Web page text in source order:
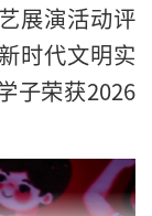
展演活动评
时代文明实
子荣获2026